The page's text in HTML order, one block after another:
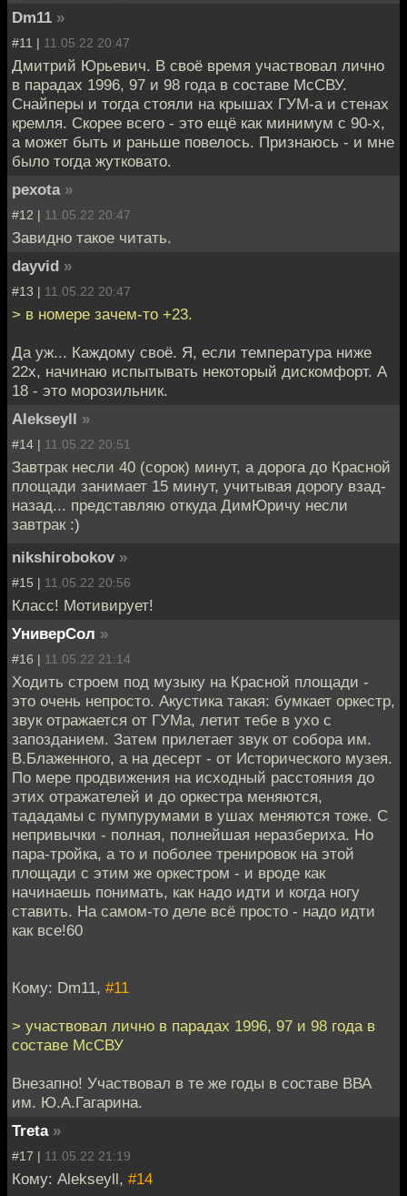
Dm11 »
#11 | 11.05.22 20:47
Дмитрий Юрьевич. В своё время участвовал лично
в парадах 1996, 97 и 98 года в составе МсСВУ.
Снайперы и тогда стояли на крышах ГУМ-а и стенах
кремля. Скорее всего - это ещё как минимум с 90-х,
а может быть и раньше повелось. Признаюсь - и мне
было тогда жутковато.
pexota »
#12 | 11.05.22 20:47
Завидно такое читать.
dayvid »
#13 | 11.05.22 20:47
> в номере зачем-то +23.
Да уж... Каждому своё. Я, если температура ниже
22х, начинаю испытывать некоторый дискомфорт. А
18 - это морозильник.
Alekseyll »
#14 | 11.05.22 20:51
Завтрак несли 40 (сорок) минут, а дорога до Красной
площади занимает 15 минут, учитывая дорогу взад-
назад... представляю откуда ДимЮричу несли
завтрак :)
nikshirobokov »
#15 | 11.05.22 20:56
Класс! Мотивирует!
УниверСол »
#16 | 11.05.22 21:14
Ходить строем под музыку на Красной площади -
это очень непросто. Акустика такая: бумкает оркестр,
звук отражается от ГУМа, летит тебе в ухо с
запозданием. Затем прилетает звук от собора им.
В.Блаженного, а на десерт - от Исторического музея.
По мере продвижения на исходный расстояния до
этих отражателей и до оркестра меняются,
тададамы с пумпурумами в ушах меняются тоже. С
непривычки - полная, полнейшая неразбериха. Но
пара-тройка, а то и поболее тренировок на этой
площади с этим же оркестром - и вроде как
начинаешь понимать, как надо идти и когда ногу
ставить. На самом-то деле всё просто - надо идти
как все!60
Кому: Dm11, #11
> участвовал лично в парадах 1996, 97 и 98 года в
составе МсСВУ
Внезапно! Участвовал в те же годы в составе ВВА
им. Ю.А.Гагарина.
Treta »
#17 | 11.05.22 21:19
Кому: Alekseyll, #14